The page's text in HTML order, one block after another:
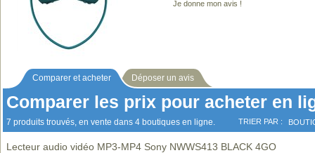
Je donne mon avis !
Comparer et acheter Déposer un avis
Comparer les prix pour acheter en
7 produits trouvés, en vente dans 4 boutiques en ligne. TRIER PAR :
Lecteur audio vidéo MP3-MP4 Sony NWWS413 BLACK 4GO